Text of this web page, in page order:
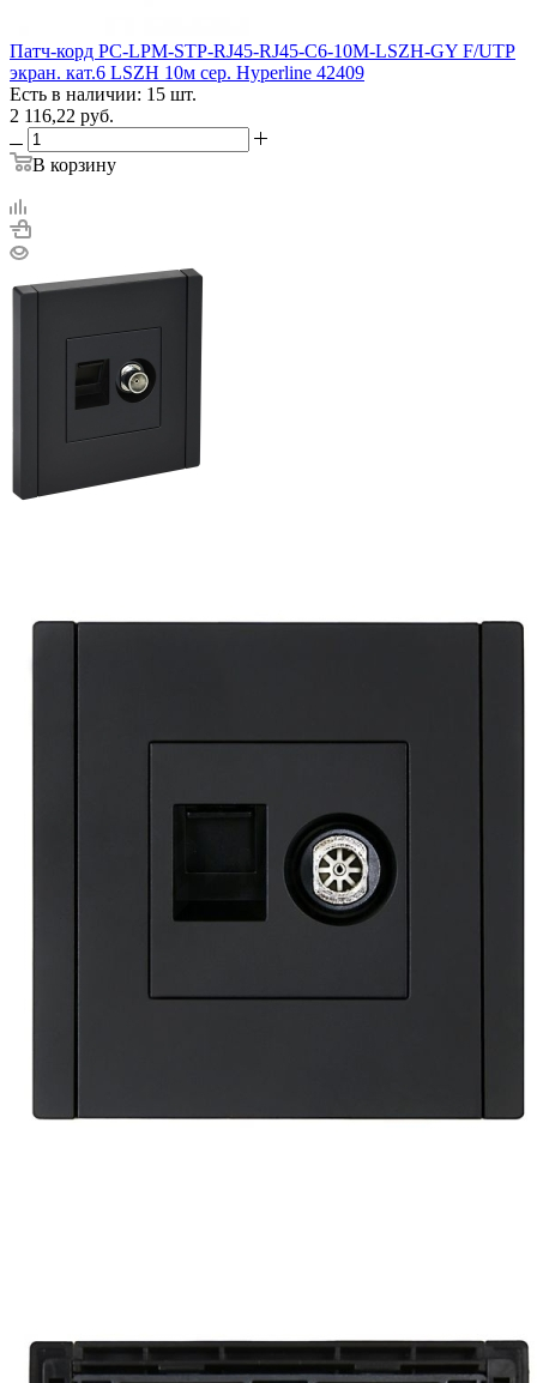
Патч-корд PC-LPM-STP-RJ45-RJ45-C6-10M-LSZH-GY F/UTP
экран. кат.6 LSZH 10м сер. Hyperline 42409
Есть в наличии: 15 шт.
2 116,22 руб.
В корзину